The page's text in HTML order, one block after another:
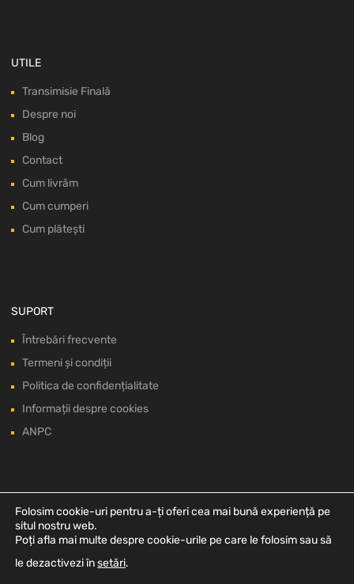
UTILE
Transimisie Finală
Despre noi
Blog
Contact
Cum livrăm
Cum cumperi
Cum plătești
SUPORT
Întrebări frecvente
Termeni și condiții
Politica de confidențialitate
Informații despre cookies
ANPC
Folosim cookie-uri pentru a-ți oferi cea mai bună experiență pe
situl nostru web.
Poți afla mai multe despre cookie-urile pe care le folosim sau să
le dezactivezi însetări.